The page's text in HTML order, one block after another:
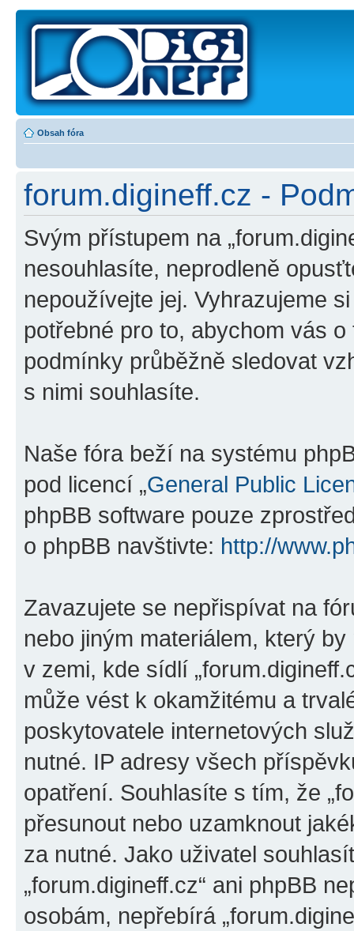
Obsah fóra
forum.digineff.cz -
Svým přístupem na
nesouhlasíte, neprodleně
nepoužívejte jej. Vyhrazujeme
potřebné pro to, abychom vás
podmínky průběžně sledovat
s nimi souhlasíte.
Naše fóra beží na systému
pod licencí „General Public
phpBB software pouze
o phpBB navštivte: http://
Zavazujete se nepřispívat na
nebo jiným materiálem, který
v zemi, kde sídlí
může vést k okamžitému a
poskytovatele internetových
nutné. IP adresy všech
opatření. Souhlasíte s tím, že
přesunout nebo uzamknout
za nutné. Jako uživatel
„forum.digineff.cz“ ani phpBB
osobám, nepřebírá